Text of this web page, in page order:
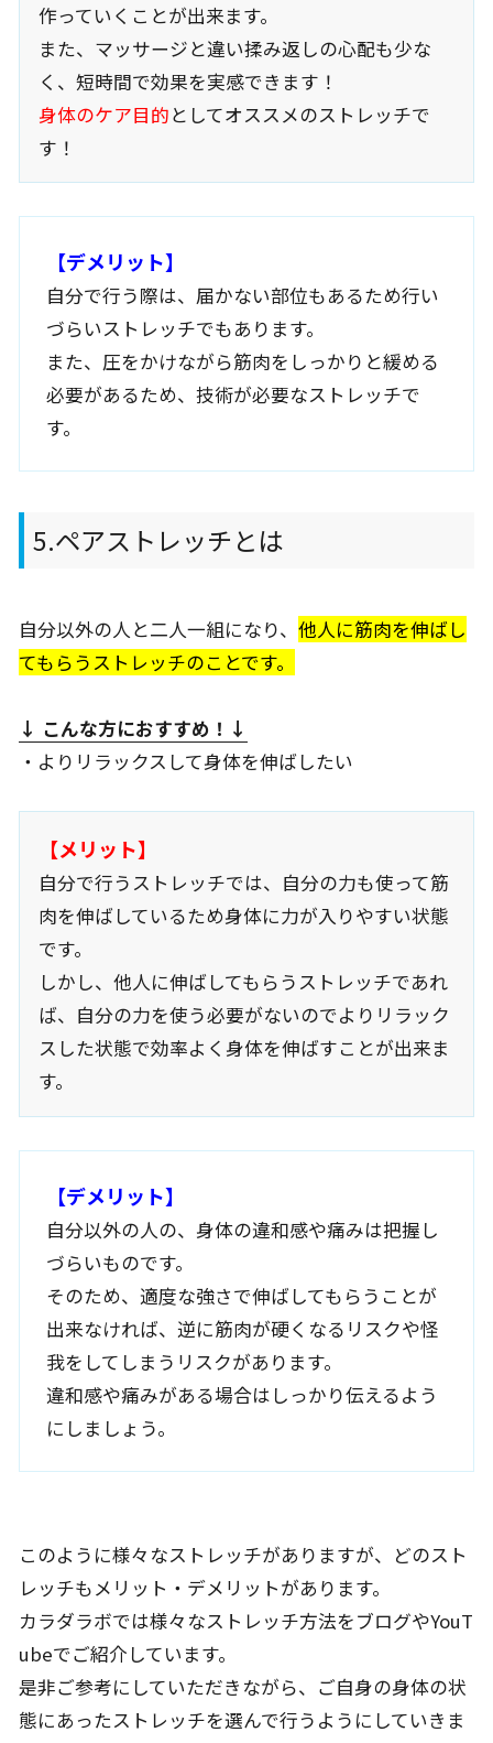
作っていくことが出来ます。
また、マッサージと違い揉み返しの心配も少な
く、短時間で効果を実感できます！
身体のケア目的としてオススメのストレッチで
す！
【デメリット】
自分で行う際は、届かない部位もあるため行い
づらいストレッチでもあります。
また、圧をかけながら筋肉をしっかりと緩める
必要があるため、技術が必要なストレッチで
す。
5.ペアストレッチとは
自分以外の人と二人一組になり、 他人に筋肉を伸ばし
てもらうストレッチのことです。
↓ こんな方におすすめ ！↓
・よりリラックスして身体を伸ばしたい
【メリット】
自分で行うストレッチでは、自分の力も使って筋
肉を伸ばしているため身体に力が入りやすい状態
です。
しかし、他人に伸ばしてもらうストレッチであれ
ば、自分の力を使う必要がないのでよりリラック
スした状態で効率よく身体を伸ばすことが出来ま
す。
【デメリット】
自分以外の人の、身体の違和感や痛みは把握し
づらいものです。
そのため、適度な強さで伸ばしてもらうことが
出来なければ、逆に筋肉が硬くなるリスクや怪
我をしてしまうリスクがあります。
違和感や痛みがある場合はしっかり伝えるよう
にしましょう。
このように様々なストレッチがありますが、どのスト
レッチもメリット・デメリットがあります。
カラダラボでは様々なストレッチ方法をブログやYouT
ubeでご紹介しています。
是非ご参考にしていただきながら、ご自身の身体の状
態にあったストレッチを選んで行うようにしていきま